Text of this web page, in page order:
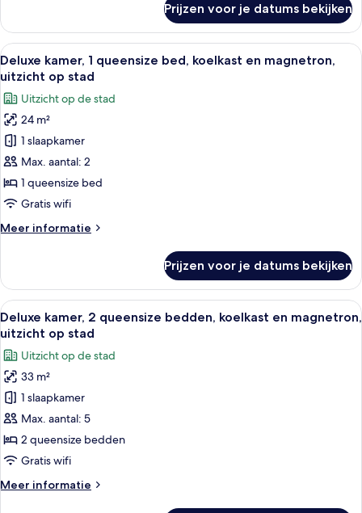
uitzicht
op
binnenplaats
laden
kamer,
kingsize
bed,
en
magnetron,
uitzicht
op
binnenplaats
Prijzen voor je datums bekijken
Alle
foto's
voor
Deluxe
kamer,
queensize
bed,
koelkast
magnetron,
stad
laden
Een hotelkamer met een bed,
9
Deluxe kamer, 1 queensize bed, koelkast en magnetron,
uitzicht op stad
Uitzicht op de stad
24 m²
1 slaapkamer
Max. aantal: 2
1 queensize bed
Gratis wifi
Meer informatie
Meer
kamer,
queensize
bed,
en
magnetron,
uitzicht
op
stad
Prijzen voor je datums bekijken
Alle
foto's
voor
Deluxe
kamer,
2
queensize
bedden,
koelkast
magnetron,
Hypoallergeen beddengoed,
6
Deluxe kamer, 2 queensize bedden, koelkast en magnetron,
uitzicht op stad
Uitzicht op de stad
33 m²
1 slaapkamer
Max. aantal: 5
2 queensize bedden
Gratis wifi
Meer informatie
Meer